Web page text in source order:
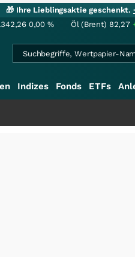
🎁 Ihre Lieblingsaktie geschenkt.
0,00 % Öl (Brent) 82,27
Indizes Fonds ETFs